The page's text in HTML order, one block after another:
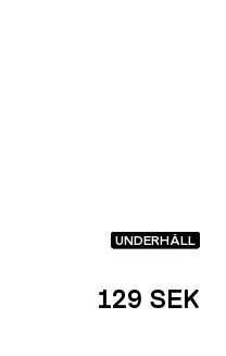
UNDERHÅLL
129 SEK